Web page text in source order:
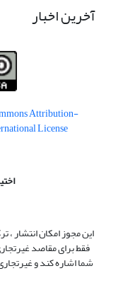
آخرین اخبار
Attribution-
License
این مجوز امکان انتشار ،
فقط برای مقاصد
شما اشاره کند و